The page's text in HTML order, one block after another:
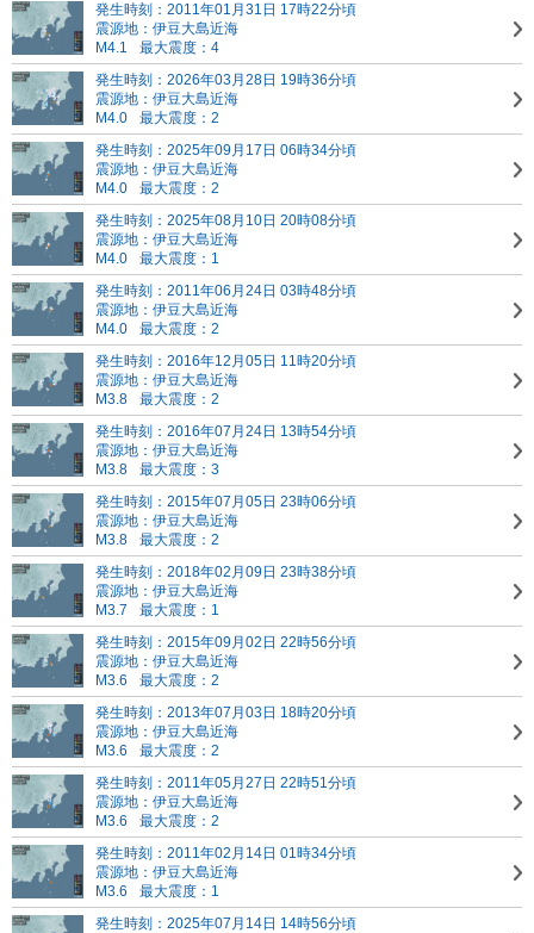
発生時刻：2011年01月31日 17時22分頃
震源地：伊豆大島近海
M4.1
最大震度：4
発生時刻：2026年03月28日 19時36分頃
震源地：伊豆大島近海
M4.0
最大震度：2
発生時刻：2025年09月17日 06時34分頃
震源地：伊豆大島近海
M4.0
最大震度：2
発生時刻：2025年08月10日 20時08分頃
震源地：伊豆大島近海
M4.0
最大震度：1
発生時刻：2011年06月24日 03時48分頃
震源地：伊豆大島近海
M4.0
最大震度：2
発生時刻：2016年12月05日 11時20分頃
震源地：伊豆大島近海
M3.8
最大震度：2
発生時刻：2016年07月24日 13時54分頃
震源地：伊豆大島近海
M3.8
最大震度：3
発生時刻：2015年07月05日 23時06分頃
震源地：伊豆大島近海
M3.8
最大震度：2
発生時刻：2018年02月09日 23時38分頃
震源地：伊豆大島近海
M3.7
最大震度：1
発生時刻：2015年09月02日 22時56分頃
震源地：伊豆大島近海
M3.6
最大震度：2
発生時刻：2013年07月03日 18時20分頃
震源地：伊豆大島近海
M3.6
最大震度：2
発生時刻：2011年05月27日 22時51分頃
震源地：伊豆大島近海
M3.6
最大震度：2
発生時刻：2011年02月14日 01時34分頃
震源地：伊豆大島近海
M3.6
最大震度：1
発生時刻：2025年07月14日 14時56分頃